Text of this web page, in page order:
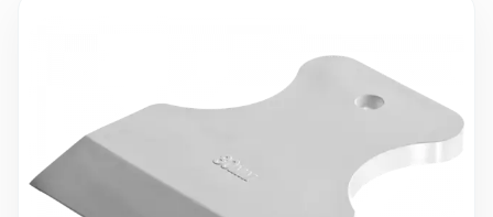
10 000 ₽
Минимальный заказ